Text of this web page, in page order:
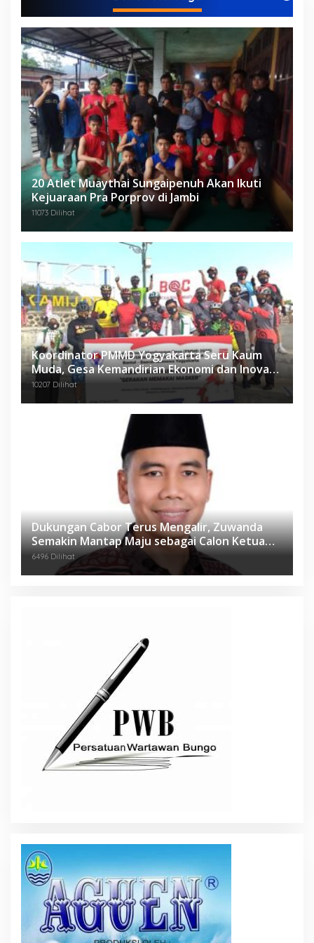
20 Atlet Muaythai Sungaipenuh Akan Ikuti
Kejuaraan Pra Porprov di Jambi
11073 Dilihat
Koordinator PMMD Yogyakarta Seru Kaum
Muda, Gesa Kemandirian Ekonomi dan Inovasi
Desa
10207 Dilihat
Dukungan Cabor Terus Mengalir, Zuwanda
Semakin Mantap Maju sebagai Calon Ketua
KONI
6496 Dilihat